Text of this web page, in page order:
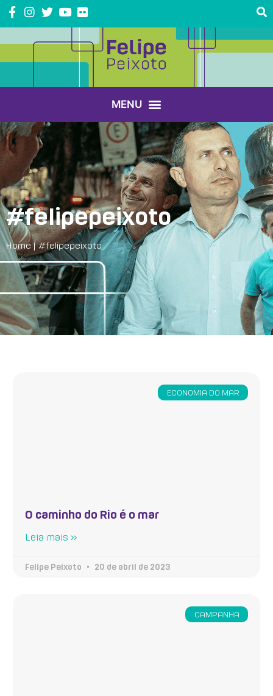
#felipepeixoto
Home|#felipepeixoto
ECONOMIA DO MAR
O caminho do Rio é o mar
Leia mais »
Felipe Peixoto 20 de abril de 2023
CAMPANHA